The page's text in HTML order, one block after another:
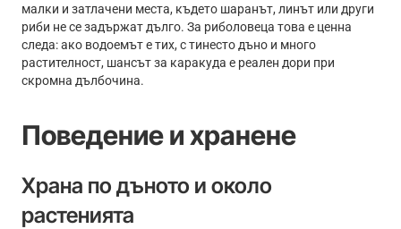
малки и затлачени места, където шаранът, линът или други
риби не се задържат дълго. За риболовеца това е ценна
следа: ако водоемът е тих, с тинесто дъно и много
растителност, шансът за каракуда е реален дори при
скромна дълбочина.
Поведение и хранене
Храна по дъното и около
растенията